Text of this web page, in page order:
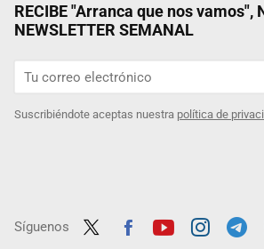
RECIBE "Arranca que nos vamos",
NEWSLETTER SEMANAL
Suscribiéndote aceptas nuestra política de
Síguenos